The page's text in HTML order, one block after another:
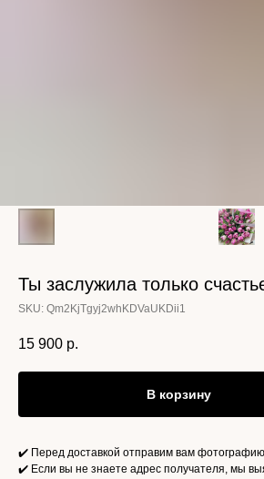
Ты заслужила только
SKU: Qm2KjTgyj2whKDVaUKDii1
15 900 р.
В корзину
✔️ Перед доставкой отправим вам фотографию
✔️ Если вы не знаете адрес получателя, мы